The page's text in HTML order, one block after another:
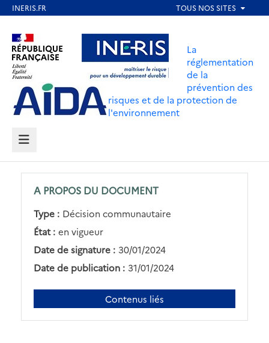
contenu
principal
Aller au contenu Aller au menu
Aller au pied de page
La
réglementation
de la
prévention des
risques et de la protection de
l'environnement
MENU
A PROPOS DU DOCUMENT
Type : Décision communautaire
État : en vigueur
Date de signature : 30/01/2024
Date de publication : 31/01/2024
Contenus liés